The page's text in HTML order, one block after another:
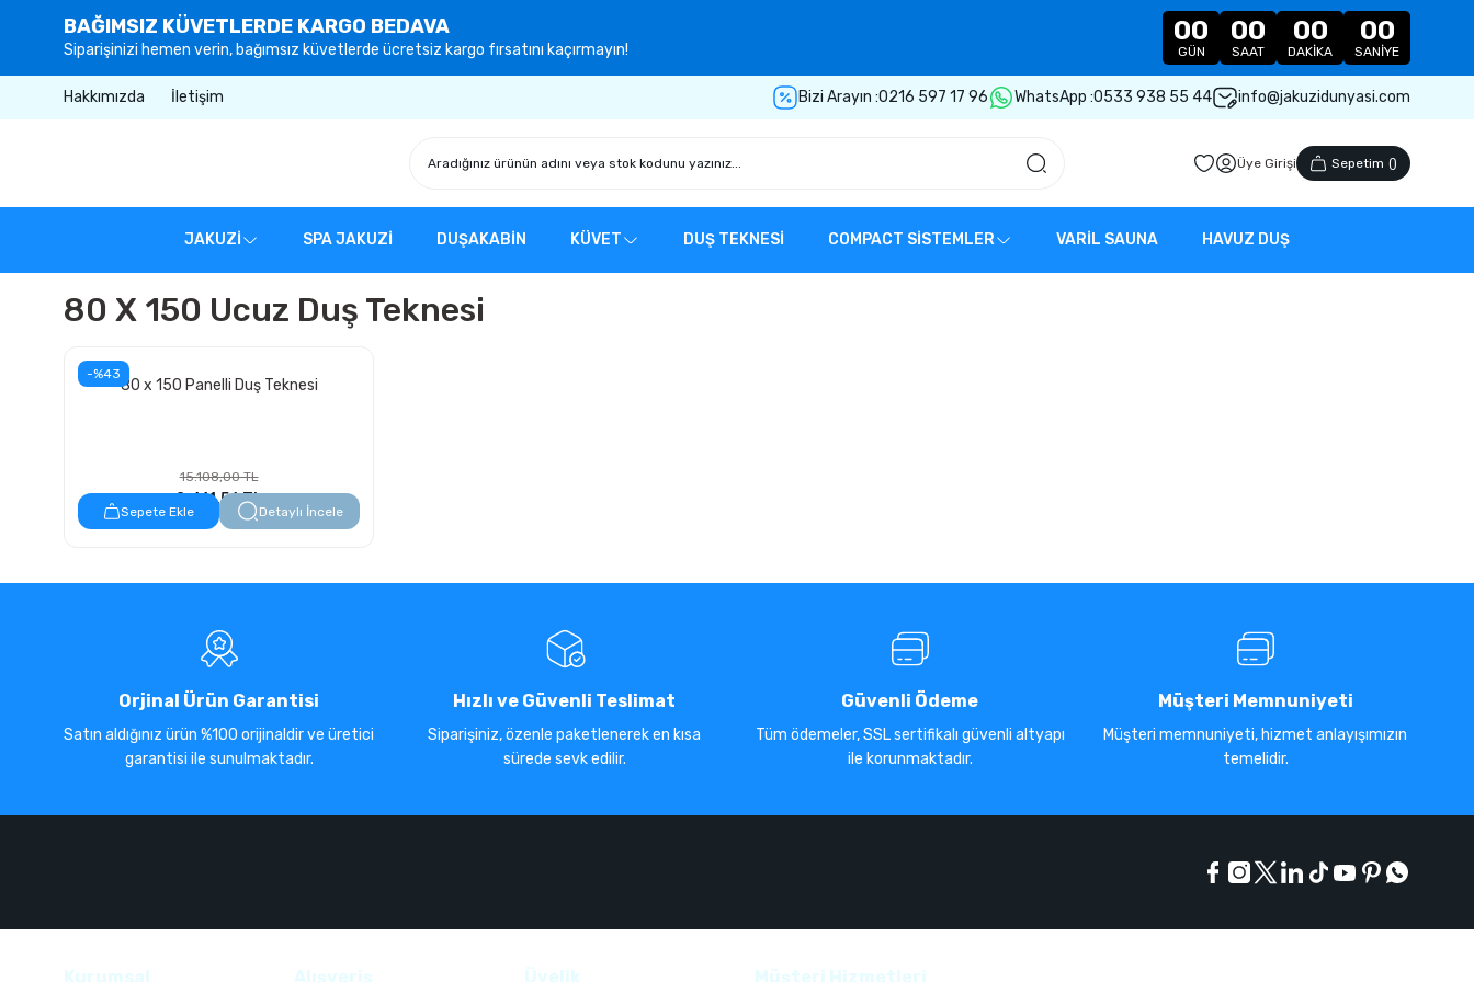
BAĞIMSIZ KÜVETLERDE KARGO BEDAVA
Siparişinizi hemen verin, bağımsız küvetlerde ücretsiz kargo fırsatını kaçırmayın!
00
GÜN
00
SAAT
00
DAKIKA
00
SANIYE
Hakkımızda İletişim Bizi Arayın :0216 597 17 96 WhatsApp :0533 938 55 44 info@jakuzidunyasi.com
Üye Girişi Sepetim ()
JAKUZİ SPA JAKUZİ DUŞAKABİN KÜVET DUŞ TEKNESİ COMPACT SİSTEMLER VARİL SAUNA HAVUZ DUŞ
80 X 150 Ucuz Duş Teknesi
-%43
80 x 150 Panelli Duş Teknesi
15.108,00 TL
8.611,56 TL
Sepete Ekle Detaylı İncele
Orjinal Ürün Garantisi
Satın aldığınız ürün %100 orijinaldir ve üretici
garantisi ile sunulmaktadır.
Hızlı ve Güvenli Teslimat
Siparişiniz, özenle paketlenerek en kısa
sürede sevk edilir.
Güvenli Ödeme
Tüm ödemeler, SSL sertifikalı güvenli altyapı
ile korunmaktadır.
Müşteri Memnuniyeti
Müşteri memnuniyeti, hizmet anlayışımızın
temelidir.